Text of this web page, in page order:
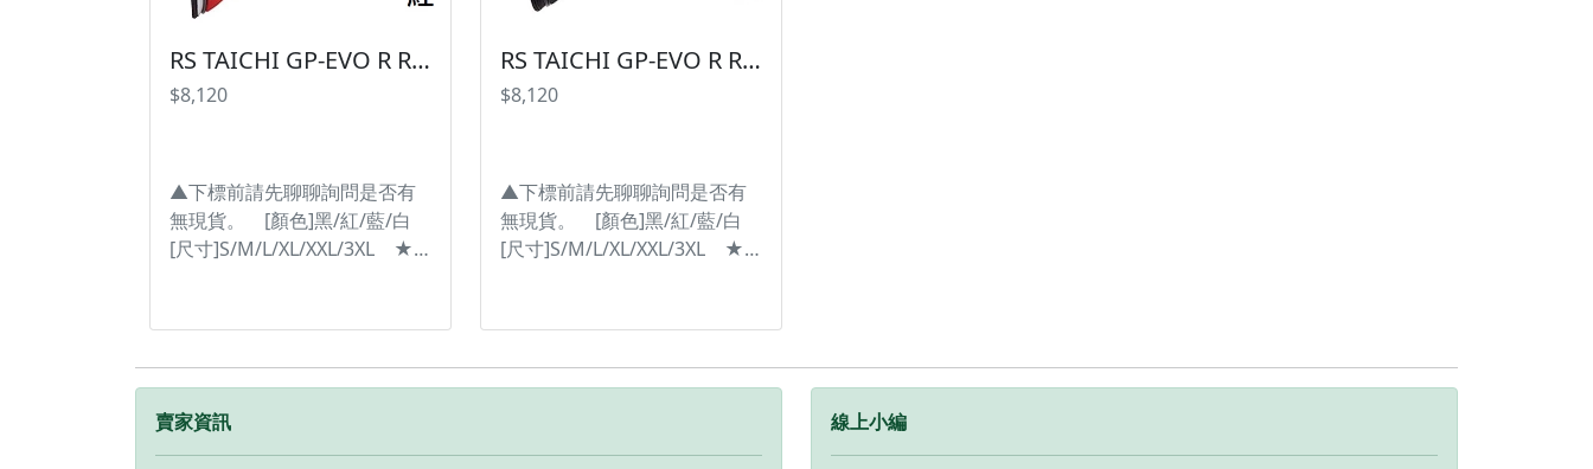
況。 #台灣納普司 #RSTAICHI
高保護 ※圖片僅供參考且螢幕
顯示色差會略有不同，請依實
況。 #台灣納普司 #RSTAICHI
高保護 ※圖片僅供參考且螢幕
顯示色差會略有不同，請依實
RS TAICHI GP-EVO R RACING GLOVE NXT055 皮手套 賽車手套【紅色賣場】
$8,120
▲下標前請先聊聊詢問是否有
無現貨。 [顏色]黑/紅/藍/白
[尺寸]S/M/L/XL/XXL/3XL ★
不只角度舒適，同時還確保了
手腕的活動範圍，並可防止跌
倒時手套脫落。 #台灣納普司
#RSTAICHI #LEATHER
RS TAICHI GP-EVO R RACING GLOVE NXT055 皮手套 賽車手套【黑色賣場】
$8,120
▲下標前請先聊聊詢問是否有
無現貨。 [顏色]黑/紅/藍/白
[尺寸]S/M/L/XL/XXL/3XL ★
不只角度舒適，同時還確保了
手腕的活動範圍，並可防止跌
倒時手套脫落。 #台灣納普司
賣家資訊 線上小編